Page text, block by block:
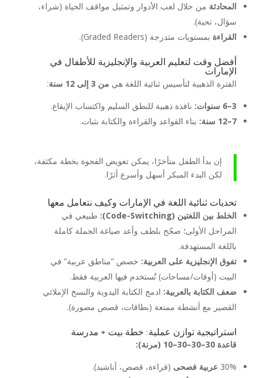
المحادثة من خلال لعب الأدوار وتمثيل مواقف الحياة (شراء،
سؤال، تحية).
القراءة بمستويات متدرجة (Graded Readers).
أفضل وقت لتعليم العربية والإنجليزية للأطفال في
الإمارات
الفترة الذهبية لتأسيس ثنائية اللغة هي من 3 إلى 12 سنة
:
3–6 سنوات:
نافذة ذهبية للنطق السليم واكتساب الإيقاع.
7–12 سنة:
بناء القواعد والقراءة والكتابة بثبات.
إن بدأ الطفل متأخرًا، يمكن تعويض الفجوة بخطة مكثفة،
لكن البدء المبكر أسهل وأسرع أثرًا.
تحديات ثنائية اللغة في الإمارات وكيف نتعامل معها
الخلط بين اللغتين (Code-Switching):
طبيعي في
المراحل الأولى؛ صحّح بلطف وأعد صياغة الجملة كاملة
باللغة المستهدفة.
تفوق الإنجليزية على العربية: خصص “مناطق عربية” في
البيت (أوقات/مساحات) تُستخدم فيها العربية فقط.
ضعف الكتابة بالعربية: ادمج الكتابة اليدوية والنسخ الإملائي
القصير مع أنشطة ممتعة (بطاقات، قصص مصورة).
استراتيجية توازن عملية: خطة بيت + مدرسة
قاعدة 30–30–30–10 (مرنة):
30% عربية فصحى (قراءة، قصص، أناشيد).